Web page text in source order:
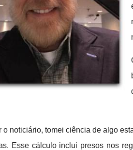
o noticiário, tomei ciência de algo
Esse cálculo inclui presos nos